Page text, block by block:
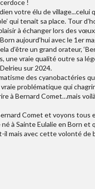
!
votre élu de
qui tenait sa place. Tour
à échanger lors des
aujourd’hui avec le 1er
d’être un grand orateur,
une vraie qualité outre sa
sur 2024.
des cyanobactéries
problématique qui
à Bernard Comet…mais
Comet et voyons tous
à Sainte Eulalie en Born
il mais avec cette volonté de